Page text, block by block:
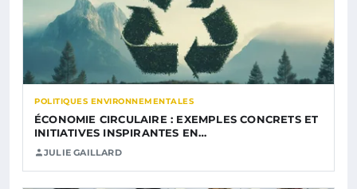
POLITIQUES ENVIRONNEMENTALES
ÉCONOMIE CIRCULAIRE : EXEMPLES CONCRETS ET
INITIATIVES INSPIRANTES EN…
JULIE GAILLARD